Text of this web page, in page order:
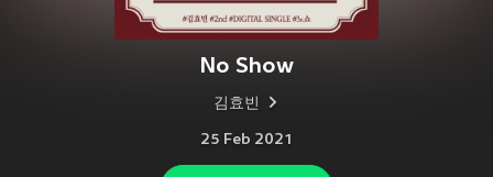
No Show
김효빈
25 Feb 2021